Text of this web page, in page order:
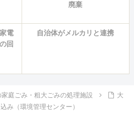
廃棄
電
回
自治体がメルカリと連携
庭ごみ・粗大ごみの処理施設
大
み（環境管理センター）